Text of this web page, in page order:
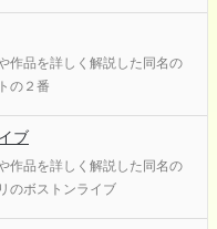
作品を詳しく解説した同名の
の２番
ブ
作品を詳しく解説した同名の
のボストンライブ